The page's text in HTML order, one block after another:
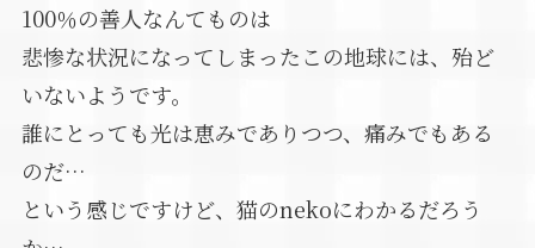
100％の善人なんてものは
悲惨な状況になってしまったこの地球には、殆ど
いないようです。
誰にとっても光は恵みでありつつ、痛みでもある
のだ…
という感じですけど、猫のnekoにわかるだろう